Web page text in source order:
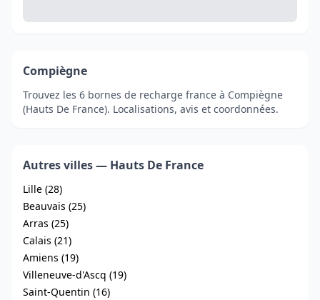
Compiègne
Trouvez les 6 bornes de recharge france à Compiègne
(Hauts De France). Localisations, avis et coordonnées.
Autres villes — Hauts De France
Lille (28)
Beauvais (25)
Arras (25)
Calais (21)
Amiens (19)
Villeneuve-d'Ascq (19)
Saint-Quentin (16)